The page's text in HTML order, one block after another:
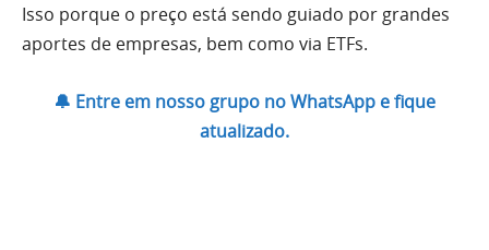
Isso porque o preço está sendo guiado por grandes
aportes de empresas, bem como via ETFs.
🔔 Entre em nosso grupo no WhatsApp e fique
atualizado.